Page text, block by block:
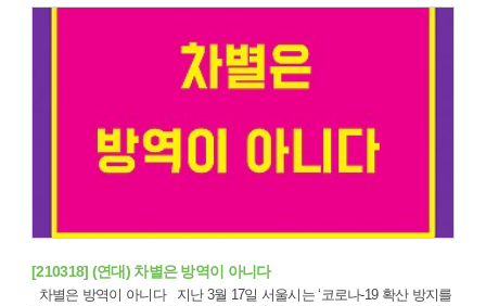
[210318] (연대) 차별은 방역이 아니다